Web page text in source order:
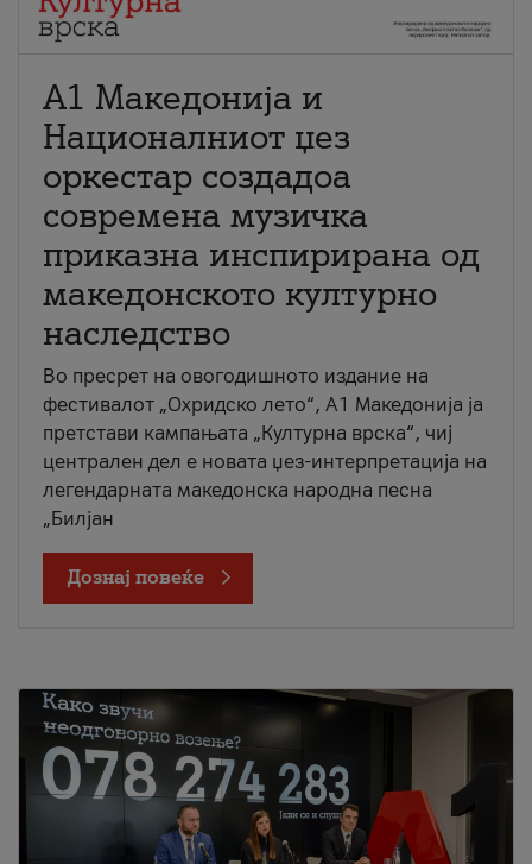
А1 Македонија и
Националниот џез
оркестар создадоа
современа музичка
приказна инспирирана од
македонското културно
наследство
Во пресрет на овогодишното издание на
фестивалот „Охридско лето“, А1 Македонија ја
претстави кампањата „Културна врска“, чиј
централен дел е новата џез-интерпретација на
легендарната македонска народна песна
„Билјан
Дознај повеќе